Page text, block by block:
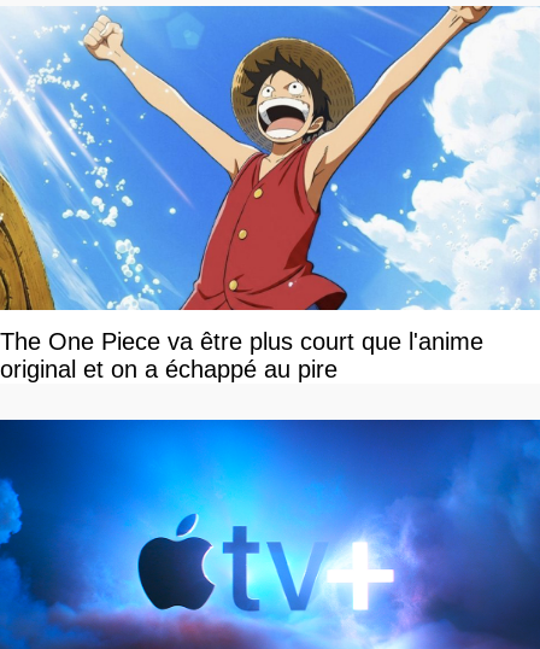
The One Piece va être plus court que l'anime
original et on a échappé au pire